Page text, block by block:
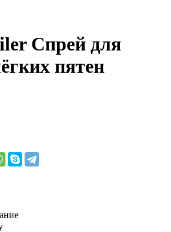
Спрей для
пятен